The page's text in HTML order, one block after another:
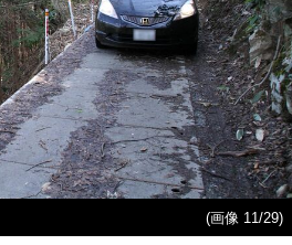
(画像 11/29)